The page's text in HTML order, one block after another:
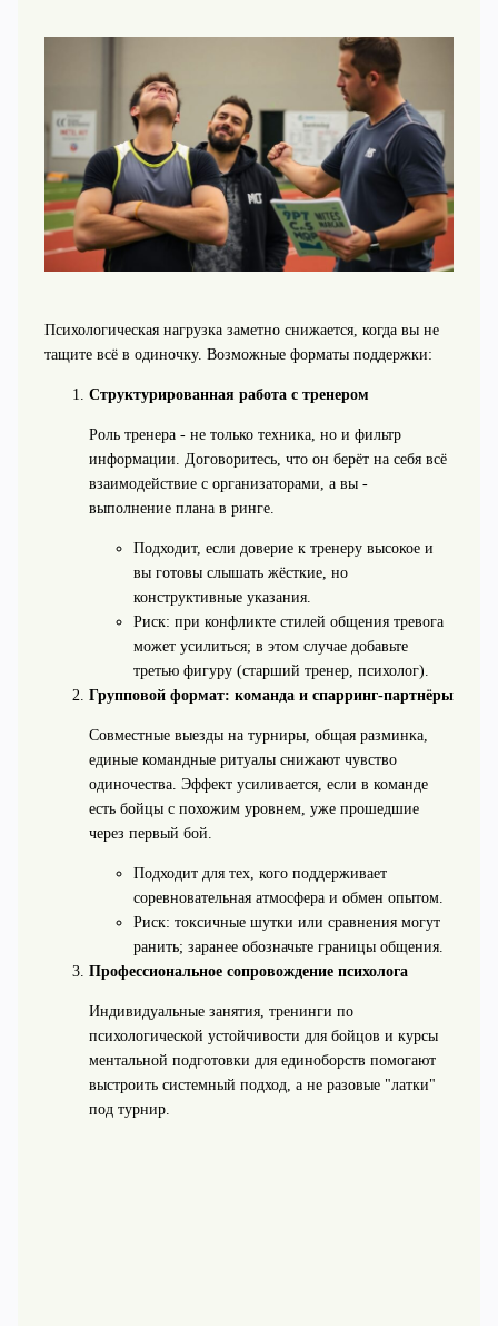
Психологическая нагрузка заметно снижается, когда вы не
тащите всё в одиночку. Возможные форматы поддержки:
Структурированная работа с тренером
Роль тренера - не только техника, но и фильтр
информации. Договоритесь, что он берёт на себя всё
взаимодействие с организаторами, а вы -
выполнение плана в ринге.
Подходит, если доверие к тренеру высокое и
вы готовы слышать жёсткие, но
конструктивные указания.
Риск: при конфликте стилей общения тревога
может усилиться; в этом случае добавьте
третью фигуру (старший тренер, психолог).
Групповой формат: команда и спарринг-партнёры
Совместные выезды на турниры, общая разминка,
единые командные ритуалы снижают чувство
одиночества. Эффект усиливается, если в команде
есть бойцы с похожим уровнем, уже прошедшие
через первый бой.
Подходит для тех, кого поддерживает
соревновательная атмосфера и обмен опытом.
Риск: токсичные шутки или сравнения могут
ранить; заранее обозначьте границы общения.
Профессиональное сопровождение психолога
Индивидуальные занятия, тренинги по
психологической устойчивости для бойцов и курсы
ментальной подготовки для единоборств помогают
выстроить системный подход, а не разовые "латки"
под турнир.